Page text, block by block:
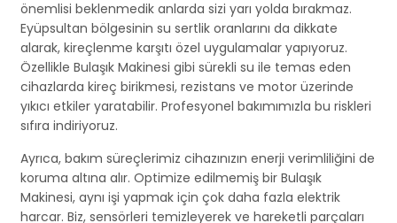
önemlisi beklenmedik anlarda sizi yarı yolda bırakmaz.
Eyüpsultan bölgesinin su sertlik oranlarını da dikkate
alarak, kireçlenme karşıtı özel uygulamalar yapıyoruz.
Özellikle Bulaşık Makinesi gibi sürekli su ile temas eden
cihazlarda kireç birikmesi, rezistans ve motor üzerinde
yıkıcı etkiler yaratabilir. Profesyonel bakımımızla bu riskleri
sıfıra indiriyoruz.
Ayrıca, bakım süreçlerimiz cihazınızın enerji verimliliğini de
koruma altına alır. Optimize edilmemiş bir Bulaşık
Makinesi, aynı işi yapmak için çok daha fazla elektrik
harcar. Biz, sensörleri temizleyerek ve hareketli parçaları